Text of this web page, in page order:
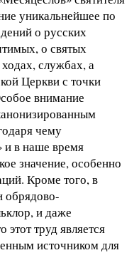
уникальнейшее по
о русских
о святых
службах, а
Церкви с точки
внимание
чему
и в наше время
значение, особенно
Кроме того, в
обрядово-
и даже
этот труд является
источником для